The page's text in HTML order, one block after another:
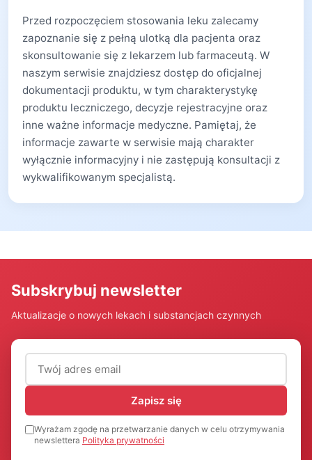
Przed rozpoczęciem stosowania leku zalecamy
zapoznanie się z pełną ulotką dla pacjenta oraz
skonsultowanie się z lekarzem lub farmaceutą. W
naszym serwisie znajdziesz dostęp do oficjalnej
dokumentacji produktu, w tym charakterystykę
produktu leczniczego, decyzje rejestracyjne oraz
inne ważne informacje medyczne. Pamiętaj, że
informacje zawarte w serwisie mają charakter
wyłącznie informacyjny i nie zastępują konsultacji z
wykwalifikowanym specjalistą.
Subskrybuj newsletter
Aktualizacje o nowych lekach i substancjach czynnych
Adres email (wymagany)
Zapisz się
Wyrażam zgodę na przetwarzanie danych w celu otrzymywania
newslettera Polityka prywatności